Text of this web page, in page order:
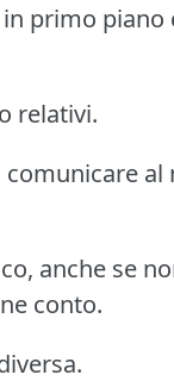
primo piano
relativi.
anche se
conto.